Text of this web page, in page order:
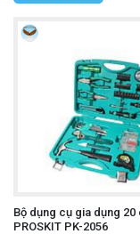
Bộ dụng cụ gia dụng 20
PROSKIT PK-2056